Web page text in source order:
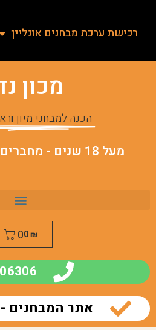
רכישת ערכת מבחנים אונליין
מכון
הכנה למבחני מיון
מעל 18 שנים - מחברים אתכם להצלחה
0₪
0
אתר המבחנים